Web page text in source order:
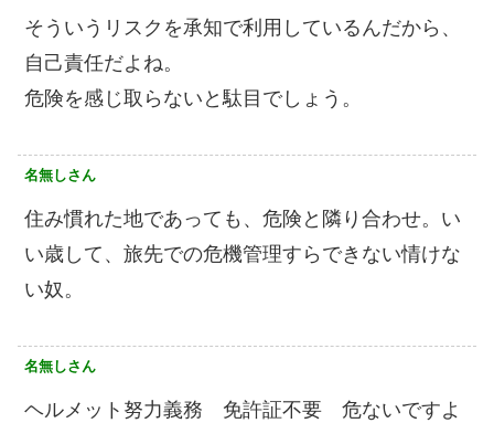
そういうリスクを承知で利用しているんだから、
自己責任だよね。
危険を感じ取らないと駄目でしょう。
名無しさん
住み慣れた地であっても、危険と隣り合わせ。い
い歳して、旅先での危機管理すらできない情けな
い奴。
名無しさん
ヘルメット努力義務 免許証不要 危ないですよ